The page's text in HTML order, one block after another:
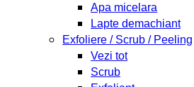
Apa micelara
Lapte demachiant
Exfoliere / Scrub / Peeling
Vezi tot
Scrub